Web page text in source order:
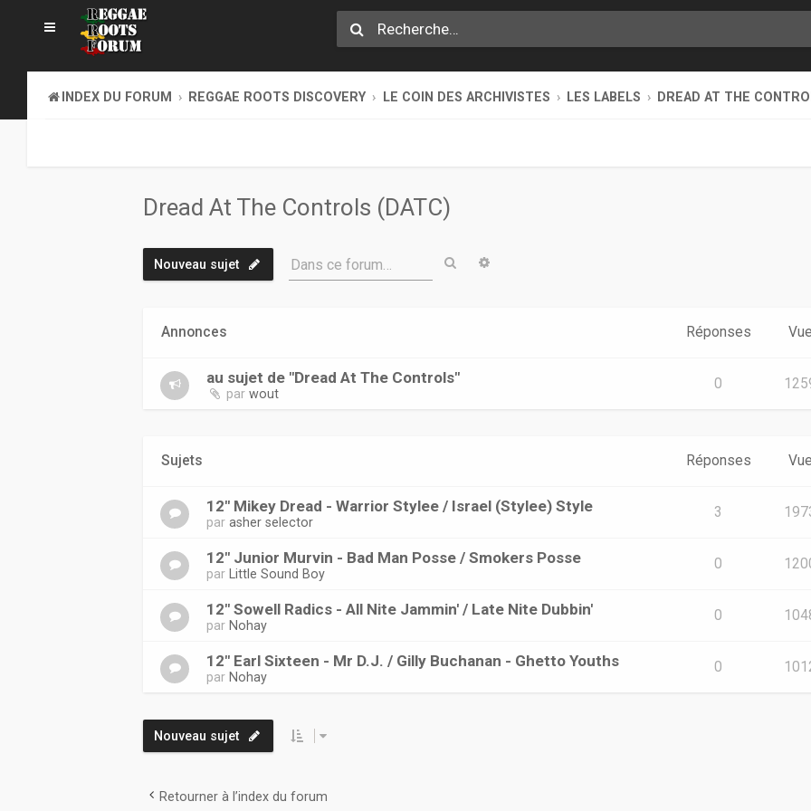
INDEX DU FORUM REGGAE ROOTS DISCOVERY LE COIN DES ARCHIVISTES LES LABELS DREAD AT THE
Dread At The Controls (DATC)
Nouveau sujet Dans ce forum… Rechercher
Annonces Réponses
au sujet de "Dread At The Controls"
parwout
0
Sujets Réponses
12" Mikey Dread - Warrior Stylee / Israel (Stylee) Style
parasher selector
3
12" Junior Murvin - Bad Man Posse / Smokers Posse
par Little Sound Boy
0
12" Sowell Radics - All Nite Jammin' / Late Nite Dubbin'
par Nohay
0
12" Earl Sixteen - Mr D.J. / Gilly Buchanan - Ghetto Youths
par Nohay
0
Nouveau sujet
Retourner à l’index du forum